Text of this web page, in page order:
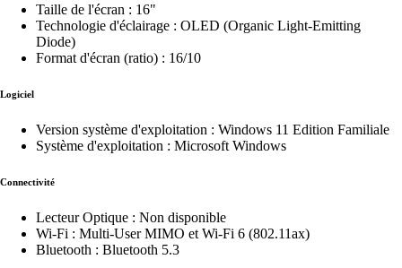
Taille de l'écran : 16"
Technologie d'éclairage : OLED (Organic Light-Emitting
Diode)
Format d'écran (ratio) : 16/10
Logiciel
Version système d'exploitation : Windows 11 Edition Familiale
Système d'exploitation : Microsoft Windows
Connectivité
Lecteur Optique : Non disponible
Wi-Fi : Multi-User MIMO et Wi-Fi 6 (802.11ax)
Bluetooth : Bluetooth 5.3